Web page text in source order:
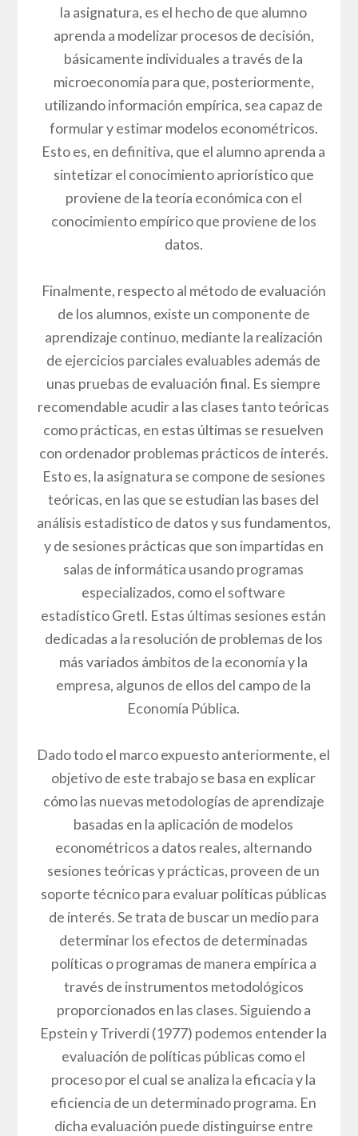
la asignatura, es el hecho de que alumno
aprenda a modelizar procesos de decisión,
básicamente individuales a través de la
microeconomía para que, posteriormente,
utilizando información empírica, sea capaz de
formular y estimar modelos econométricos.
Esto es, en definitiva, que el alumno aprenda a
sintetizar el conocimiento apriorístico que
proviene de la teoría económica con el
conocimiento empírico que proviene de los
datos.
Finalmente, respecto al método de evaluación
de los alumnos, existe un componente de
aprendizaje continuo, mediante la realización
de ejercicios parciales evaluables además de
unas pruebas de evaluación final. Es siempre
recomendable acudir a las clases tanto teóricas
como prácticas, en estas últimas se resuelven
con ordenador problemas prácticos de interés.
Esto es, la asignatura se compone de sesiones
teóricas, en las que se estudian las bases del
análisis estadístico de datos y sus fundamentos,
y de sesiones prácticas que son impartidas en
salas de informática usando programas
especializados, como el software
estadístico Gretl. Estas últimas sesiones están
dedicadas a la resolución de problemas de los
más variados ámbitos de la economía y la
empresa, algunos de ellos del campo de la
Economía Pública.
Dado todo el marco expuesto anteriormente, el
objetivo de este trabajo se basa en explicar
cómo las nuevas metodologías de aprendizaje
basadas en la aplicación de modelos
econométricos a datos reales, alternando
sesiones teóricas y prácticas, proveen de un
soporte técnico para evaluar políticas públicas
de interés. Se trata de buscar un medio para
determinar los efectos de determinadas
políticas o programas de manera empírica a
través de instrumentos metodológicos
proporcionados en las clases. Siguiendo a
Epstein y Triverdi (1977) podemos entender la
evaluación de políticas públicas como el
proceso por el cual se analiza la eficacia y la
eficiencia de un determinado programa. En
dicha evaluación puede distinguirse entre